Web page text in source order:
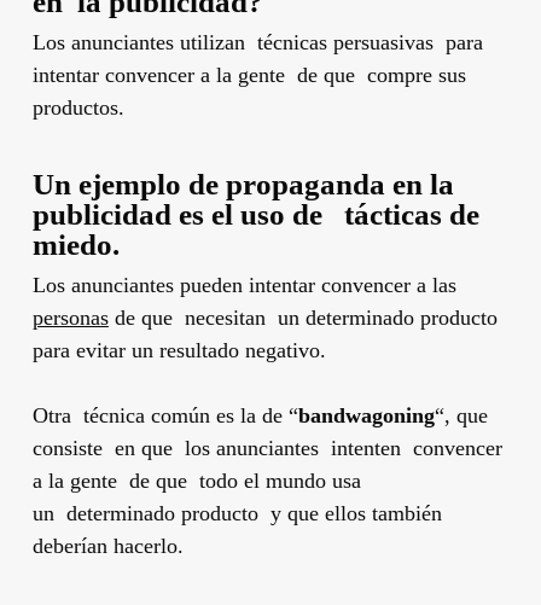
Los anunciantes utilizan técnicas persuasivas para
intentar convencer a la gente de que compre sus
productos.
Un ejemplo de propaganda en la
publicidad es el uso de tácticas de
miedo.
Los anunciantes pueden intentar convencer a las
personasde que necesitan un determinado producto
para evitar un resultado negativo.
Otra técnica común es la de “bandwagoning“, que
consiste en que los anunciantes intenten convencer
a la gente de que todo el mundo usa
un determinado producto y que ellos también
deberían hacerlo.